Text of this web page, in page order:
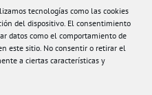
tecnologías como las cookies
del dispositivo. El consentimiento
datos como el comportamiento de
este sitio. No consentir o retirar el
a ciertas características y
que comente.